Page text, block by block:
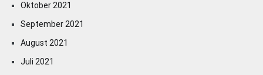
Oktober 2021
September 2021
August 2021
Juli 2021